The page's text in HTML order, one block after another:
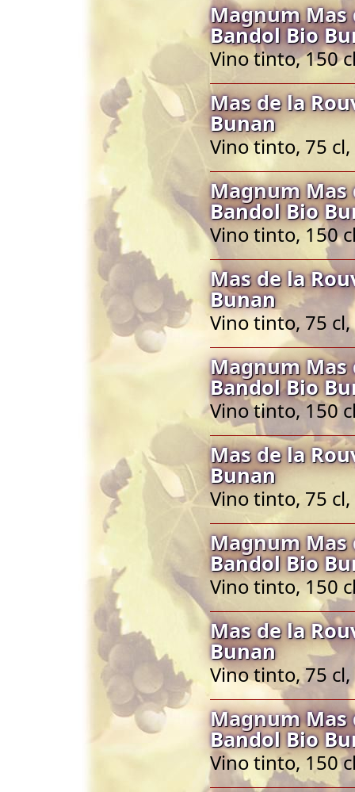
Magnum Mas
Bandol Bio
Vino tinto, 150
Mas de la
Bunan
Vino tinto, 75
Magnum Mas
Bandol Bio
Vino tinto, 150
Mas de la
Bunan
Vino tinto, 75
Magnum Mas
Bandol Bio
Vino tinto, 150
Mas de la
Bunan
Vino tinto, 75
Magnum Mas
Bandol Bio
Vino tinto, 150
Mas de la
Bunan
Vino tinto, 75
Magnum Mas
Bandol Bio
Vino tinto, 150